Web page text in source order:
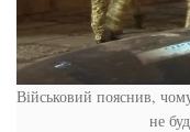
Військовий пояснив,
не